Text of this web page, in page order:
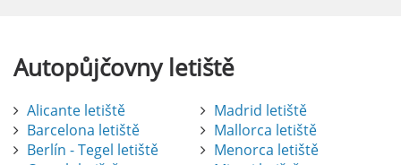
Autopůjčovnyletiště
Alicante letiště
Barcelona letiště
Berlín - Tegel letiště
Madrid letiště
Mallorca letiště
Menorca letiště